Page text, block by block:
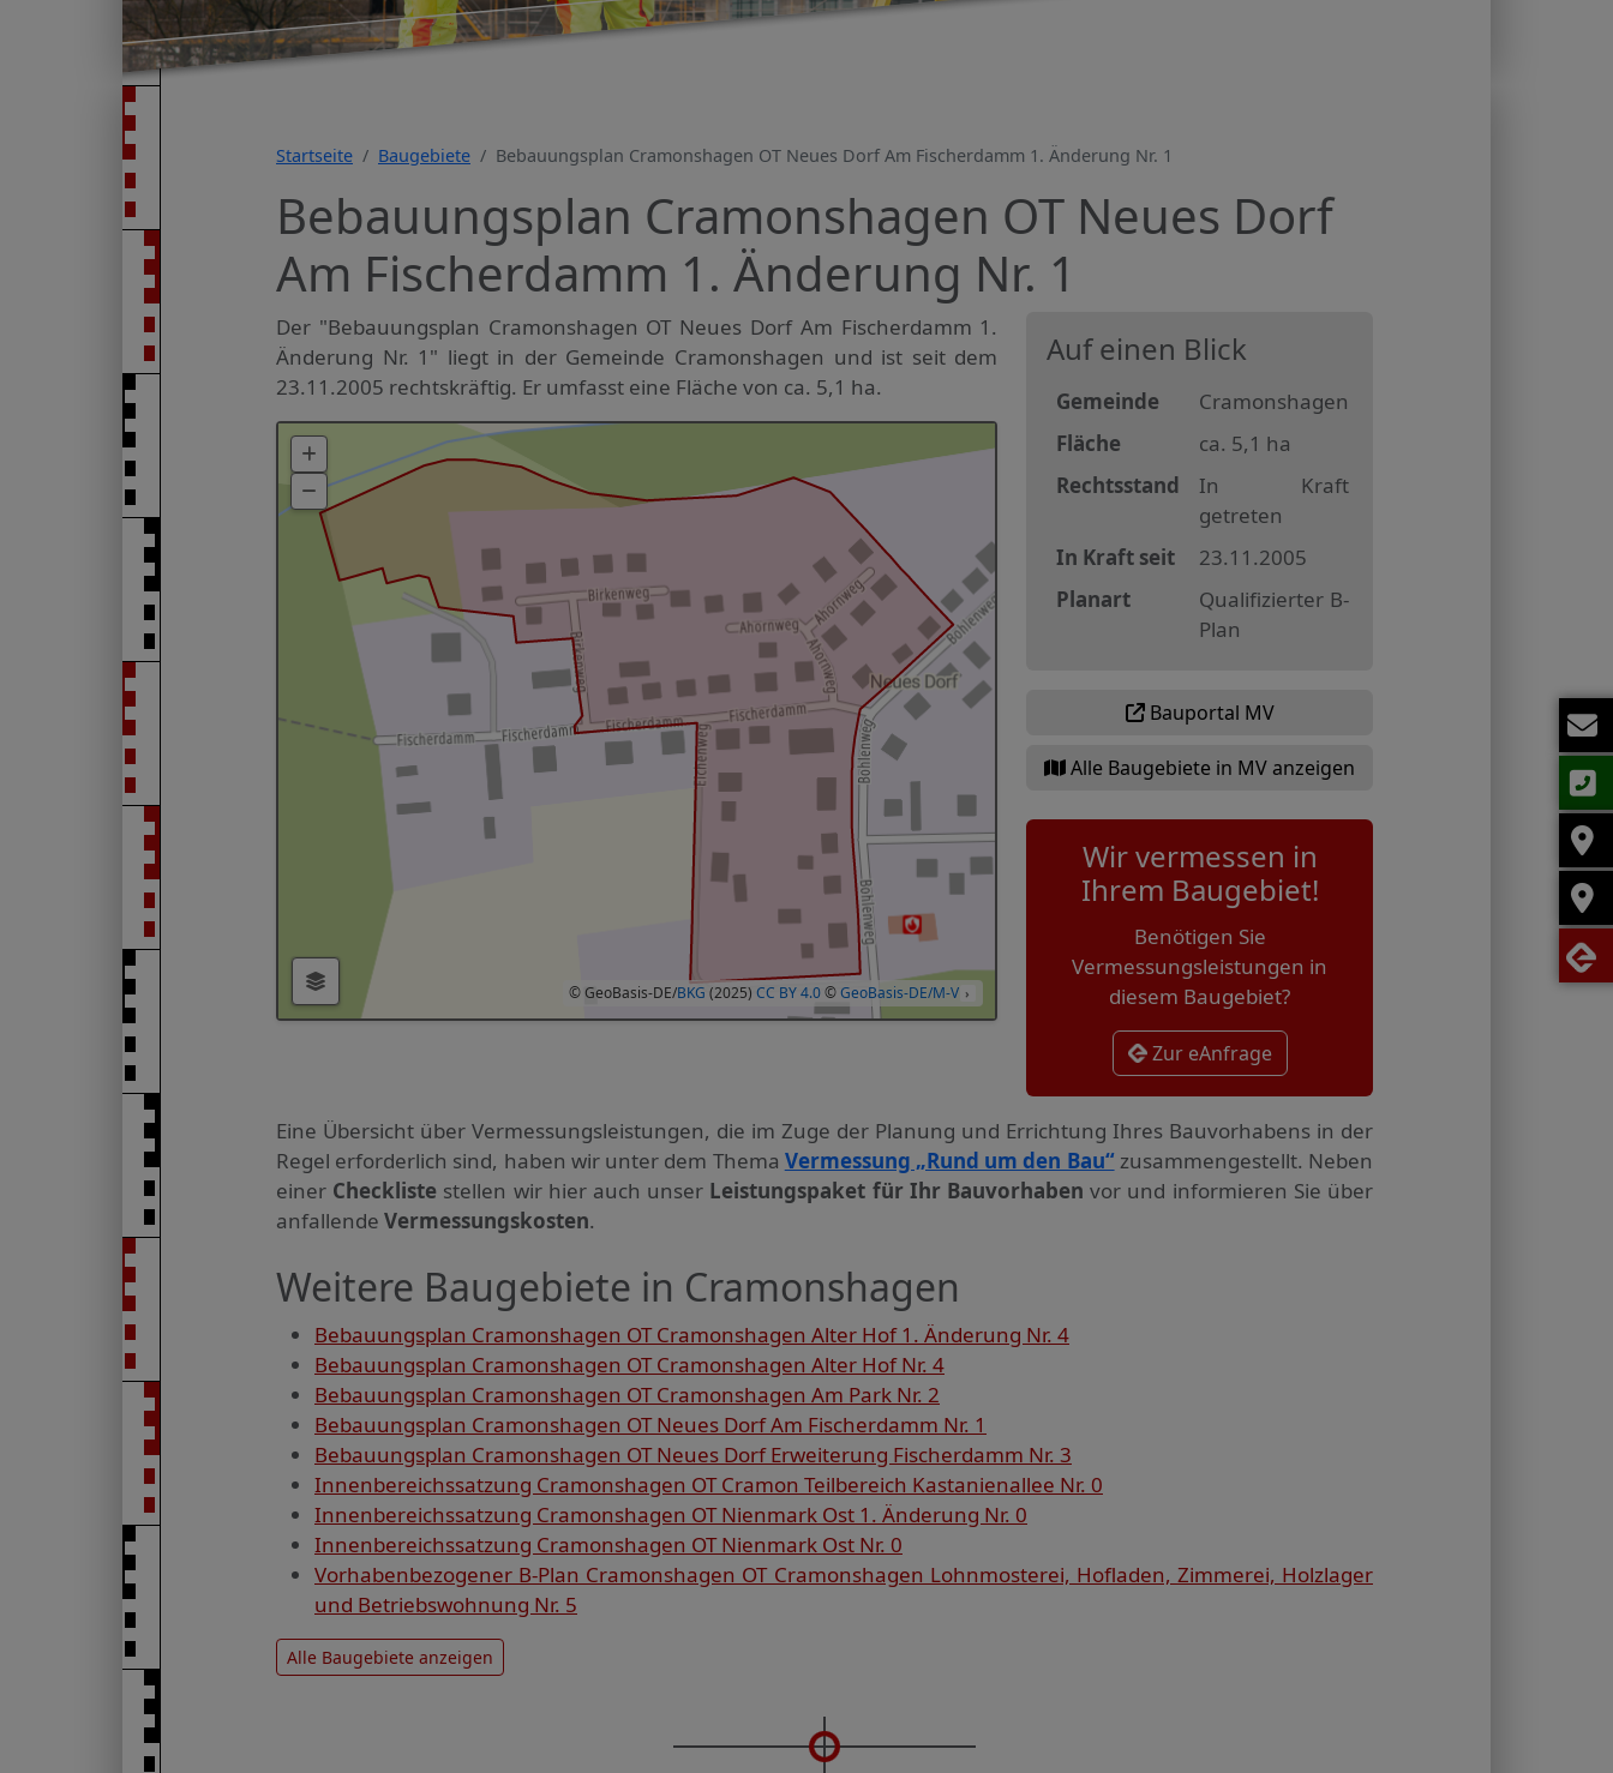
Startseite Baugebiete Bebauungsplan Cramonshagen OT Neues Dorf Am Fischerdamm 1. Änderung Nr. 1
Bebauungsplan Cramonshagen OT Neues Dorf
Am Fischerdamm 1. Änderung Nr. 1
Der "Bebauungsplan Cramonshagen OT Neues Dorf Am Fischerdamm 1.
Änderung Nr. 1" liegt in der Gemeinde Cramonshagen und ist seit dem
23.11.2005 rechtskräftig. Er umfasst eine Fläche von ca. 5,1 ha.
›
© GeoBasis-DE/BKG (2025) CC BY 4.0 ©GeoBasis-DE/M-V
Auf einen Blick
Gemeinde
Cramonshagen
Fläche
ca. 5,1 ha
Rechtsstand
In Kraft
getreten
In Kraft seit
23.11.2005
Planart
Qualifizierter B-
Plan
Bauportal MV
Alle Baugebiete in MV anzeigen
Wir vermessen in
Ihrem Baugebiet!
Benötigen Sie
Vermessungsleistungen in
diesem Baugebiet?
Zur eAnfrage
Eine Übersicht über Vermessungs­leistungen, die im Zuge der Planung und Errichtung Ihres Bauvorhabens in der
Regel erforderlich sind, haben wir unter dem Thema Vermessung „Rund um den Bau“zusammengestellt. Neben
einer Checkliste stellen wir hier auch unser Leistungspaket für Ihr Bauvorhaben vor und informieren Sie über
anfallende Vermessungskosten.
Weitere Baugebiete in Cramonshagen
Bebauungsplan Cramonshagen OT Cramonshagen Alter Hof 1. Änderung Nr. 4
Bebauungsplan Cramonshagen OT Cramonshagen Alter Hof Nr. 4
Bebauungsplan Cramonshagen OT Cramonshagen Am Park Nr. 2
Bebauungsplan Cramonshagen OT Neues Dorf Am Fischerdamm Nr. 1
Bebauungsplan Cramonshagen OT Neues Dorf Erweiterung Fischerdamm Nr. 3
Innenbereichssatzung Cramonshagen OT Cramon Teilbereich Kastanienallee Nr. 0
Innenbereichssatzung Cramonshagen OT Nienmark Ost 1. Änderung Nr. 0
Innenbereichssatzung Cramonshagen OT Nienmark Ost Nr. 0
Vorhabenbezogener B-Plan Cramonshagen OT Cramonshagen Lohnmosterei, Hofladen, Zimmerei, Holzlager
und Betriebswohnung Nr. 5
Alle Baugebiete anzeigen